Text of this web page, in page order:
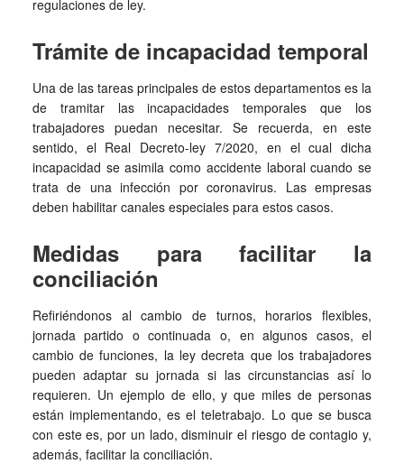
regulaciones de ley.
Trámite de incapacidad temporal
Una de las tareas principales de estos departamentos es la
de tramitar las incapacidades temporales que los
trabajadores puedan necesitar. Se recuerda, en este
sentido, el Real Decreto-ley 7/2020, en el cual dicha
incapacidad se asimila como accidente laboral cuando se
trata de una infección por coronavirus. Las empresas
deben habilitar canales especiales para estos casos.
Medidas para facilitar la
conciliación
Refiriéndonos al cambio de turnos, horarios flexibles,
jornada partido o continuada o, en algunos casos, el
cambio de funciones, la ley decreta que los trabajadores
pueden adaptar su jornada si las circunstancias así lo
requieren. Un ejemplo de ello, y que miles de personas
están implementando, es el teletrabajo. Lo que se busca
con este es, por un lado, disminuir el riesgo de contagio y,
además, facilitar la conciliación.